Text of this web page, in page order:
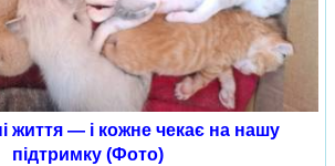
життя — і кожне чекає на нашу
підтримку (Фото)